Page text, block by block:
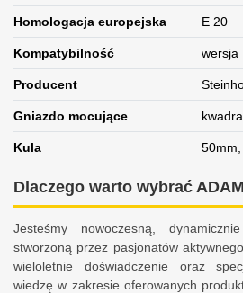
Homologacja europejska E 20
Kompatybilność wersja
Producent
Gniazdo mocujące
Kula
Dlaczego warto wybrać
Jesteśmy nowoczesną,
stworzoną przez pasjonatów
wieloletnie doświadczenie oraz
wiedzę w zakresie oferowanych